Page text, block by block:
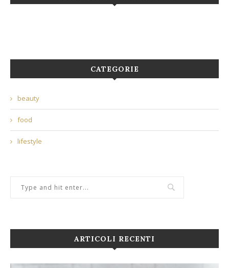
CATEGORIE
beauty
food
lifestyle
ARTICOLI RECENTI